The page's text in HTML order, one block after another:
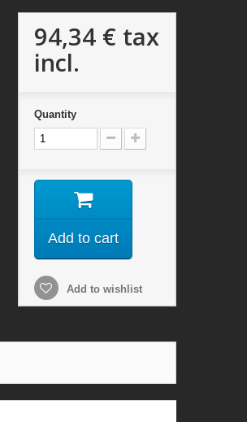
94,34 € tax
incl.
Quantity
Add to cart
Add to wishlist